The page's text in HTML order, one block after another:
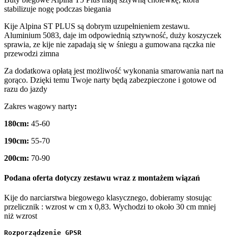
stabilizuje nogę podczas biegania
Kije Alpina ST PLUS są dobrym uzupełnieniem zestawu.
Aluminium 5083, daje im odpowiednią sztywność, duży koszyczek
sprawia, ze kije nie zapadają się w śniegu a gumowana rączka nie
przewodzi zimna
Za dodatkowa opłatą jest możliwość wykonania smarowania nart na
gorąco. Dzięki temu Twoje narty będą zabezpieczone i gotowe od
razu do jazdy
Zakres wagowy narty:
180cm: 45-60
190cm: 55-70
200cm: 70-90
Podana oferta dotyczy zestawu wraz z montażem wiązań
Kije do narciarstwa biegowego klasycznego, dobieramy stosując
przelicznik : wzrost w cm x 0,83. Wychodzi to około 30 cm mniej
niż wzrost
Rozporządzenie GPSR